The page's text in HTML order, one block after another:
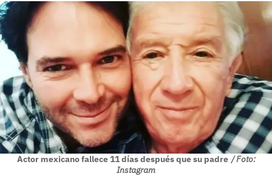
Actor mexicano fallece 11 días después que su padre / Foto:
Instagram